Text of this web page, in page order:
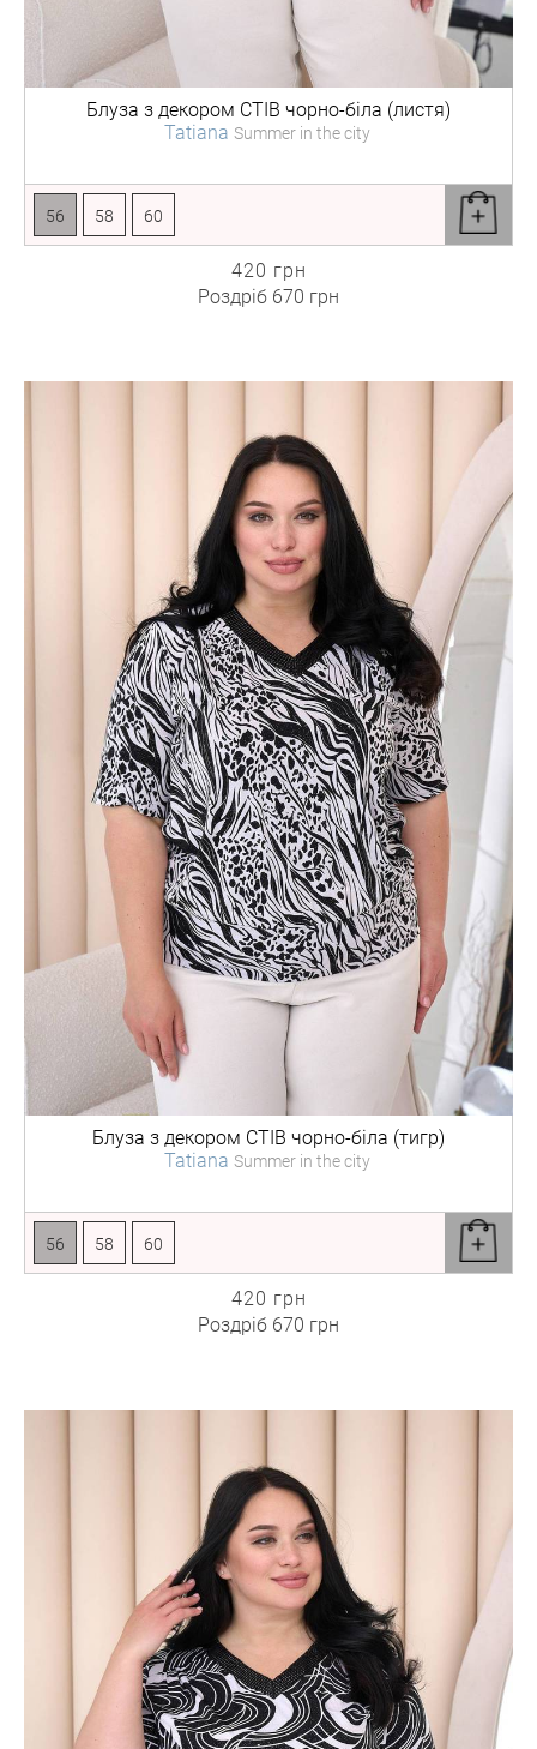
Блуза з декором СТІВ чорно-біла (листя)
Tatiana Summer in the city
56 58 60
420 грн
Роздріб 670 грн
Блуза з декором СТІВ чорно-біла (тигр)
Tatiana Summer in the city
56 58 60
420 грн
Роздріб 670 грн